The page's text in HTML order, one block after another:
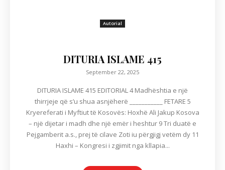
Autorial
DITURIA ISLAME 415
September 22, 2025
DITURIA ISLAME 415 EDITORIAL 4 Madhështia e një
thirrjeje që s’u shua asnjëherë ___________ FETARE 5
Kryereferati i Myftiut të Kosovës: Hoxhë Ali Jakup Kosova
– një dijetar i madh dhe një emër i heshtur 9 Tri duatë e
Pejgamberit a.s., prej të cilave Zoti iu përgjigj vetëm dy 11
Haxhi – Kongresi i zgjimit nga kllapia...